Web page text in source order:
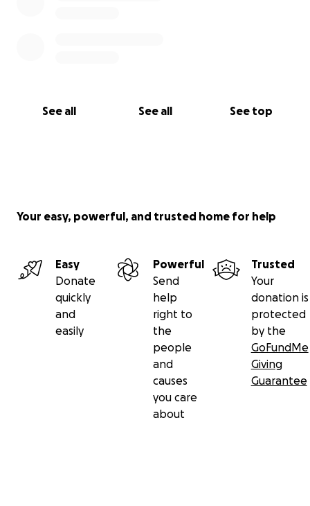
See all See all See top
Your easy, powerful, and trusted home for help
Easy
Donate
quickly
and
easily
Powerful
Send
help
right to
the
people
and
causes
you care
about
Trusted
Your
donation is
protected
by the
GoFundMe
Giving
Guarantee